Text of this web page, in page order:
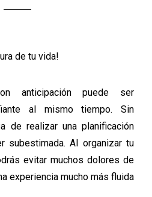
de tu vida!
anticipación puede ser
al mismotiempo. Sin
de realizar una planificación
subestimada. Al organizar tu
evitar muchos dolores de
experiencia mucho más fluida